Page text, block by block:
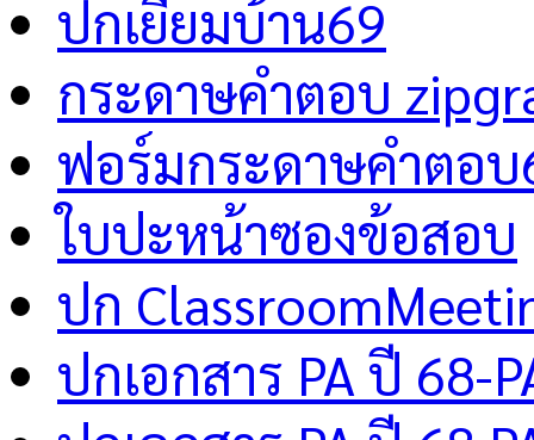
ปกเยี่ยมบ้าน69
กระดาษคำตอบ
ฟอร์มกระดาษคำตอบ
ใบปะหน้าซองข้อสอบ
ปก
ปกเอกสาร PA ปี 68-